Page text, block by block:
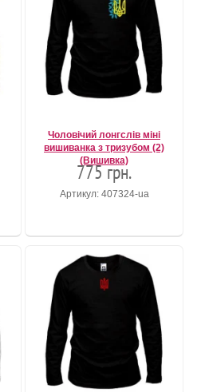
Чоловічий лонгслів міні
вишиванка з тризубом (2)
(Вишивка)
775 грн.
Артикул: 407324-ua